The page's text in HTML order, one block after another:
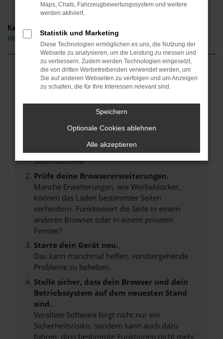
Kategorie
VW Arteon Gebrauchtwagen Essen
Fehler: Network Error
Hier sind ein paar Tipps, die dir helfen können:
Überprüfe deine Firewall und deine
Laden andere Webseiten, zum Beispiel deine
Suchmaschine?
Prüfe deine Browsererweiterungen.
Manche Erweiterungen, wie Werbeblocker,
können das Laden bestimmter Seiten
verhindern. Funktioniert die Seite in einem
anderen Browser oder in einem privaten
Fenster?
Starte dein Gerät neu.
Das kann manchmal helfen, vorübergehende
Probleme zu beheben.
Stelle sicher, dass dein Browser und dein
Betriebssystem auf dem neuesten Stand
sind.
Veraltete Software birgt nicht nur ein
Sicherheitsrisiko, sondern kann auch dazu
führen, dass bestimmte Funktionen nicht mehr
Maps, Chats, Fahrzeugbewertungssystem und weitere
werden aktiviert.
Statistik und Marketing
Diese Technologien ermöglichen es uns, die Nutzung der
Webseite zu analysieren, um die Leistung zu messen und
zu verbessern. Zudem werden Technologien eingesetzt,
die von dritten Werbetreibenden verwendet werden, um
Sie auf anderen Webseiten zu verfolgen und um Anzeigen
zu schalten, die für Ihre Interessen relevant sind.
Speichern
Optionale Cookies ablehnen
Alle akzeptieren